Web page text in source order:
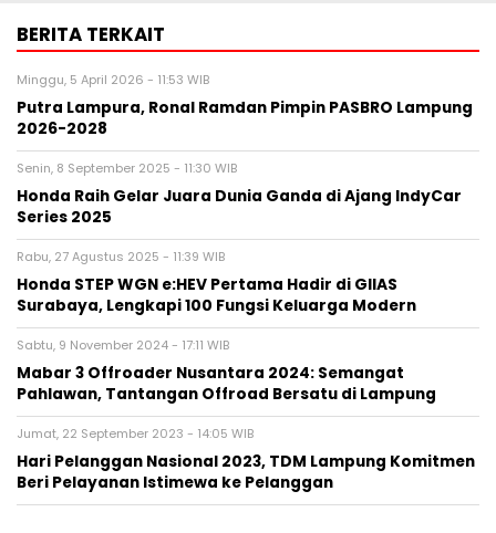
BERITA TERKAIT
Minggu, 5 April 2026 - 11:53 WIB
Putra Lampura, Ronal Ramdan Pimpin PASBRO Lampung
2026-2028
Senin, 8 September 2025 - 11:30 WIB
Honda Raih Gelar Juara Dunia Ganda di Ajang IndyCar
Series 2025
Rabu, 27 Agustus 2025 - 11:39 WIB
Honda STEP WGN e:HEV Pertama Hadir di GIIAS
Surabaya, Lengkapi 100 Fungsi Keluarga Modern
Sabtu, 9 November 2024 - 17:11 WIB
Mabar 3 Offroader Nusantara 2024: Semangat
Pahlawan, Tantangan Offroad Bersatu di Lampung
Jumat, 22 September 2023 - 14:05 WIB
Hari Pelanggan Nasional 2023, TDM Lampung Komitmen
Beri Pelayanan Istimewa ke Pelanggan